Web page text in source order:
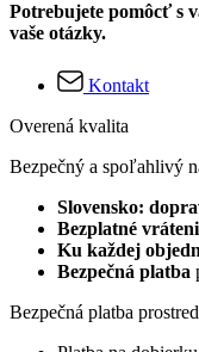
Potrebujete pomôcť s
vaše otázky.
Kontakt
Overená kvalita
Bezpečný a spoľahlivý
Slovensko:
Bezplatné
Ku každej
Bezpečná platba
Bezpečná platba